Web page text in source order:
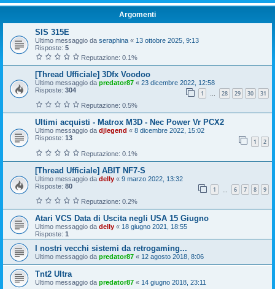
Argomenti
SIS 315E
Ultimo messaggio da seraphina « 13 ottobre 2025, 9:13
Risposte: 5
Reputazione: 0.1%
[Thread Ufficiale] 3Dfx Voodoo
Ultimo messaggio da predator87 « 23 dicembre 2022, 12:58
Risposte: 304 1 28 29 30 31
Reputazione: 0.5%
Ultimi acquisti - Matrox M3D - Nec Power Vr PCX2
Ultimo messaggio da djlegend « 8 dicembre 2022, 15:02
Risposte: 13 1 2
Reputazione: 0.1%
[Thread Ufficiale] ABIT NF7-S
Ultimo messaggio da delly « 9 marzo 2022, 13:32
Risposte: 80 1 6 7 8 9
Reputazione: 0.2%
Atari VCS Data di Uscita negli USA 15 Giugno
Ultimo messaggio da delly « 18 giugno 2021, 18:55
Risposte: 1
I nostri vecchi sistemi da retrogaming...
Ultimo messaggio da predator87 « 12 agosto 2018, 8:06
Tnt2 Ultra
Ultimo messaggio da predator87 « 14 giugno 2018, 23:11